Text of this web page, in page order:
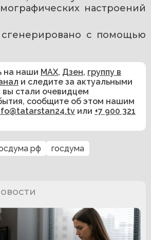
настроений
с помощью
на наши MAX, Дзен, группу в
и следите за актуальными
вы стали очевидцем
сообщите об этом нашим
или +7 900 321
рф
госдума